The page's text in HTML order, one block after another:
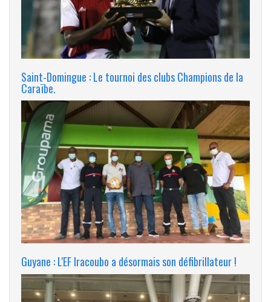
Saint-Domingue : Le tournoi des clubs Champions de la
Caraïbe.
Guyane : L'EF Iracoubo a désormais son défibrillateur !